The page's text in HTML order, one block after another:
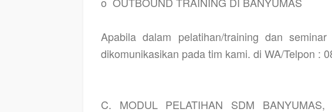
Apabila dalam pelatihan/training dan
dikomunikasikan pada tim kami. di WA/Telpon :
C. MODUL PELATIHAN SDM